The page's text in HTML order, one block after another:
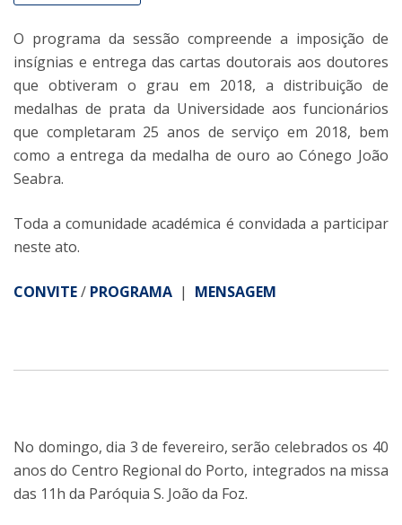
O programa da sessão compreende a imposição de
insígnias e entrega das cartas doutorais aos doutores
que obtiveram o grau em 2018, a distribuição de
medalhas de prata da Universidade aos funcionários
que completaram 25 anos de serviço em 2018, bem
como a entrega da medalha de ouro ao Cónego João
Seabra.
Toda a comunidade académica é convidada a participar
neste ato.
CONVITE/ PROGRAMA | MENSAGEM
No domingo, dia 3 de fevereiro, serão celebrados os 40
anos do Centro Regional do Porto, integrados na missa
das 11h da Paróquia S. João da Foz.